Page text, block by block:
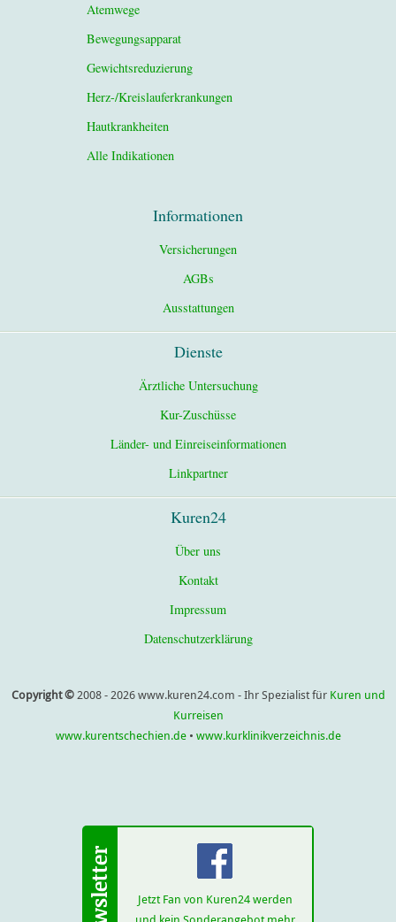
Atemwege
Bewegungsapparat
Gewichtsreduzierung
Herz-/Kreislauferkrankungen
Hautkrankheiten
Alle Indikationen
Informationen
Versicherungen
AGBs
Ausstattungen
Dienste
Ärztliche Untersuchung
Kur-Zuschüsse
Länder- und Einreiseinformationen
Linkpartner
Kuren24
Über uns
Kontakt
Impressum
Datenschutzerklärung
Copyright ©2008 - 2026 www.kuren24.com - Ihr Spezialist für Kuren und
Kurreisen
www.kurentschechien.de• www.kurklinikverzeichnis.de
Jetzt Fan von Kuren24 werden